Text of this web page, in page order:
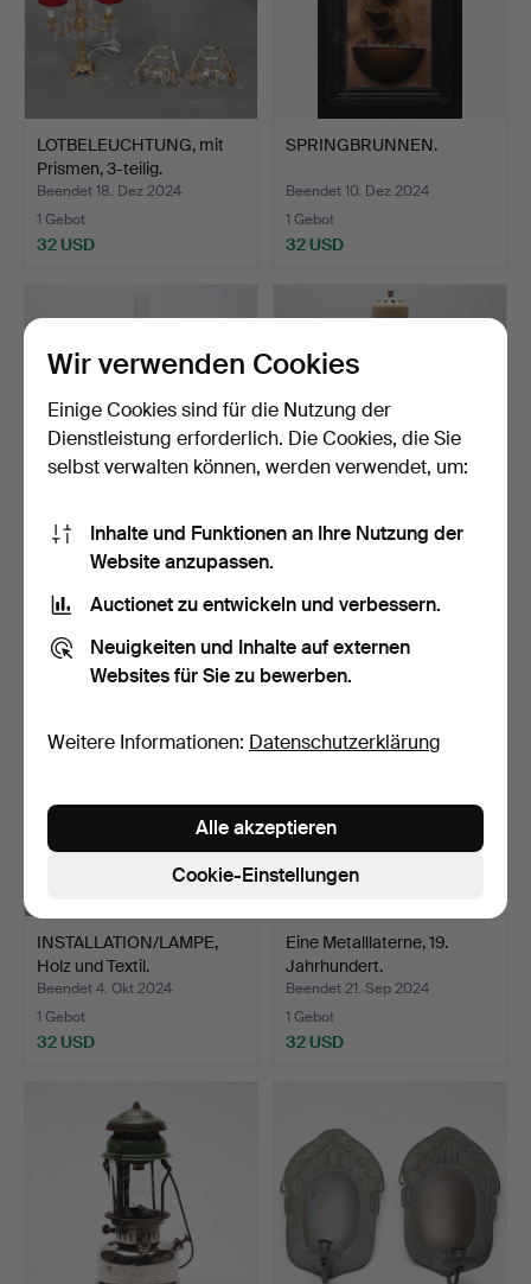
LOTBELEUCHTUNG, mit
Prismen, 3-teilig.
Beendet 18. Dez 2024
1 Gebot
32 USD
SPRINGBRUNNEN.
Beendet 10. Dez 2024
1 Gebot
32 USD
Eine Petroleumlampe aus
dem 20. Jahrhunder…
1 Gebot
32 USD
STURMLAMPE Radius Nr.
2.562 USD
INSTALLATION/LAMPE,
Holz und Textil.
Beendet 4. Okt 2024
1 Gebot
32 USD
Eine Metalllaterne, 19.
Jahrhundert.
Beendet 21. Sep 2024
1 Gebot
32 USD
Wir verwenden Cookies
Einige Cookies sind für die Nutzung der
Dienstleistung erforderlich. Die Cookies, die Sie
selbst verwalten können, werden verwendet, um:
Inhalte und Funktionen an Ihre Nutzung der
Website anzupassen.
Auctionet zu entwickeln und verbessern.
Neuigkeiten und Inhalte auf externen
Websites für Sie zu bewerben.
Weitere Informationen: Datenschutzerklärung
Cookie-Einstellungen
Alle akzeptieren